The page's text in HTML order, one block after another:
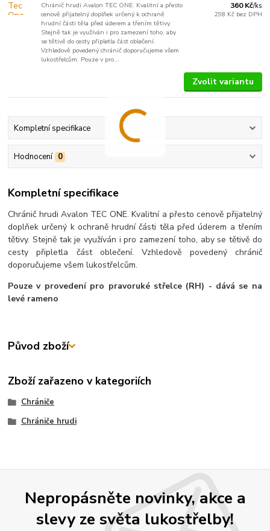
Chránič hrudi Avalon TEC ONE. Kvalitní a přesto
cenově přijatelný doplňek určený k ochraně
hrudní části těla před úderem a třením tětivy.
Stejně tak je využíván i pro zamezení toho, aby
se tětivě do cesty připletla část oblečení.
Vzhledově povedený chránič doporučujeme všem
lukostřelcům. Pouze v pro...
360 Kč/ks
298 Kč bez DPH
Zvolit variantu
Kompletní specifikace
Hodnocení 0
Kompletní specifikace
Chránič hrudi Avalon TEC ONE. Kvalitní a přesto cenově přijatelný
doplňek určený k ochraně hrudní části těla před úderem a třením
tětivy. Stejně tak je využíván i pro zamezení toho, aby se tětivě do
cesty připletla část oblečení. Vzhledově povedený chránič
doporučujeme všem lukostřelcům.
Pouze v provedení pro pravoruké střelce (RH) - dává se na
levé rameno
Původ zboží
Zboží zařazeno v kategoriích
Chrániče
Chrániče hrudi
Nepropásněte novinky, akce a
slevy ze světa lukostřelby!